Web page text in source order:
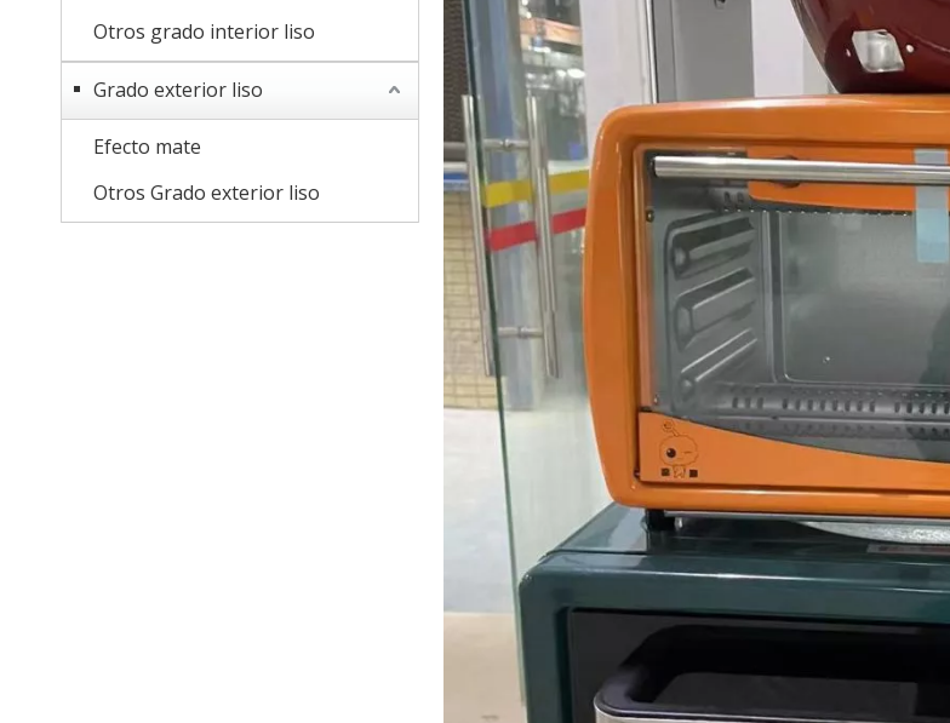
Otros grado interior liso
Grado exterior liso
Efecto mate
Otros Grado exterior liso